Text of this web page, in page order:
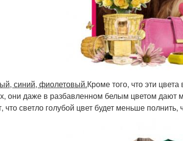
синий, фиолетовый.Кроме того, что эти
они даже в разбавленном белым цветом
что светло голубой цвет будет меньше